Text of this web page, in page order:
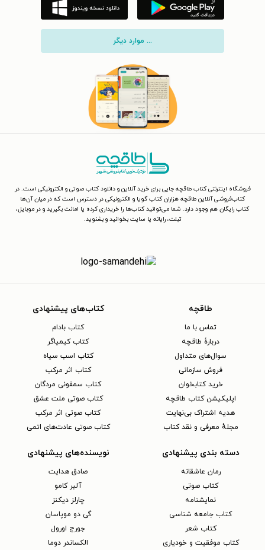
... موارد دیگر
فروشگاه اینترنتی کتاب طاقچه جایی برای خرید آنلاین و دانلود کتاب صوتی و الکترونیکی است. در
کتاب‌فروشی آنلاین طاقچه هزاران کتاب گویا و الکترونیکی در دسترس است که در میان آن‌ها
کتاب رایگان هم وجود دارد. شما می‌توانید کتاب‌ها را خریداری کرده یا امانت بگیرید و در موبایل،
تبلت، رایانه یا سایت بخوانید و بشنوید.
طاقچه
تماس با ما
دربارهٔ طاقچه
سوال‌های متداول
فروش سازمانی
خرید کتابخوان
اپلیکیشن کتاب طاقچه
هدیه اشتراک بی‌نهایت
مجلهٔ معرفی و نقد کتاب
کتاب‌های پیشنهادی
کتاب بادام
کتاب کیمیاگر
کتاب اسب سیاه
کتاب اثر مرکب
کتاب سمفونی مردگان
کتاب صوتی ملت عشق
کتاب صوتی اثر مرکب
کتاب صوتی عادت‌های اتمی
دسته بندی پیشنهادی
رمان عاشقانه
کتاب‌ صوتی
نمایشنامه
کتاب جامعه شناسی
کتاب شعر
کتاب موفقیت و خودیاری
نویسنده‌های پیشنهادی
صادق هدایت
آلبر کامو
چارلز دیکنز
گی دو موپاسان
جورج اورول
الکساندر دوما